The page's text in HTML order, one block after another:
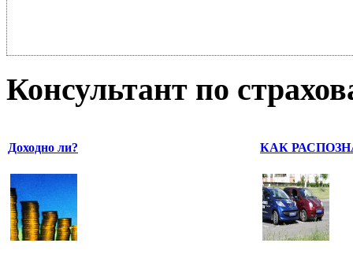
Консультант по
Доходно ли? КАК